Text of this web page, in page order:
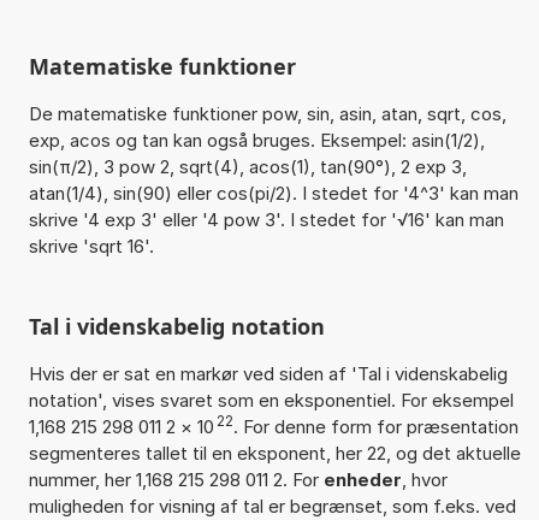
Matematiske funktioner
De matematiske funktioner pow, sin, asin, atan, sqrt, cos,
exp, acos og tan kan også bruges. Eksempel: asin(1/2),
sin(π/2), 3 pow 2, sqrt(4), acos(1), tan(90°), 2 exp 3,
atan(1/4), sin(90) eller cos(pi/2). I stedet for '4^3' kan man
skrive '4 exp 3' eller '4 pow 3'. I stedet for '√16' kan man
skrive 'sqrt 16'.
Tal i videnskabelig notation
Hvis der er sat en markør ved siden af 'Tal i videnskabelig
notation', vises svaret som en eksponentiel. For eksempel
1,168 215 298 011 2 × 10 22. For denne form for præsentation
segmenteres tallet til en eksponent, her 22, og det aktuelle
nummer, her 1,168 215 298 011 2. For enheder, hvor
muligheden for visning af tal er begrænset, som f.eks. ved